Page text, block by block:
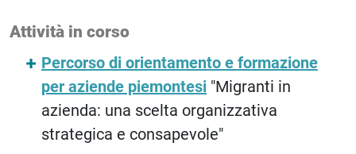
Attività in corso
Percorso di orientamento e formazione
per aziende piemontesi "Migranti in
azienda: una scelta organizzativa
strategica e consapevole"